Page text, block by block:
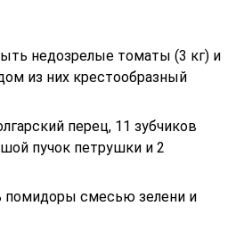
недозрелые томаты (3 кг) и
из них крестообразный
перец, 11 зубчиков
пучок петрушки и 2
помидоры смесью зелени и